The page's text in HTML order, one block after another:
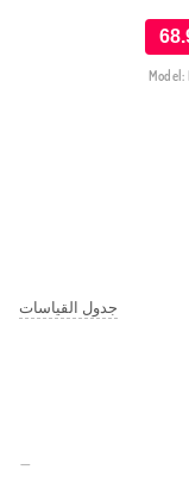
Model:
جدول القياسات